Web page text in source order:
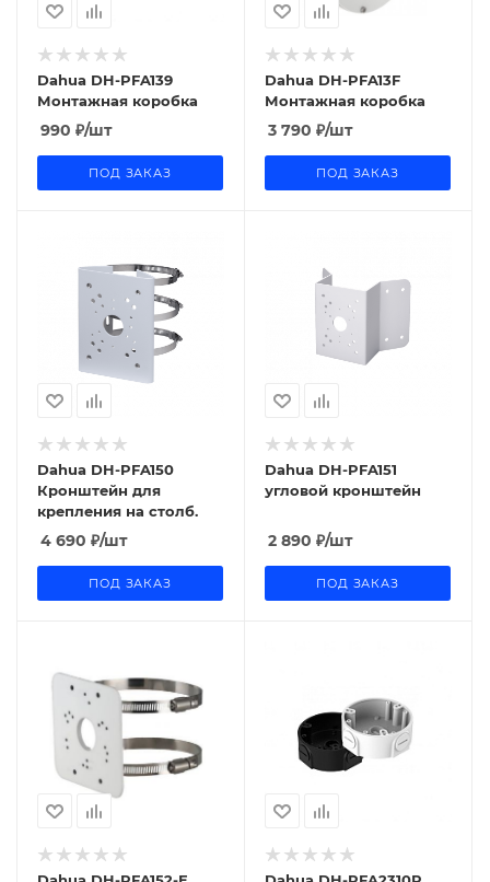
Dahua DH-PFA139
Монтажная коробка
990 ₽/шт
ПОД ЗАКАЗ
Dahua DH-PFA13F
Монтажная коробка
3 790 ₽/шт
ПОД ЗАКАЗ
Dahua DH-PFA150
Кронштейн для
крепления на столб.
4 690 ₽/шт
ПОД ЗАКАЗ
Dahua DH-PFA151
угловой кронштейн
2 890 ₽/шт
ПОД ЗАКАЗ